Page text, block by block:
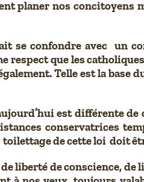
planer nos concitoyens
se confondre avec un
respect que les
Telle est la base
est différente de
conservatrices
de cette loi doit
liberté de conscience, de